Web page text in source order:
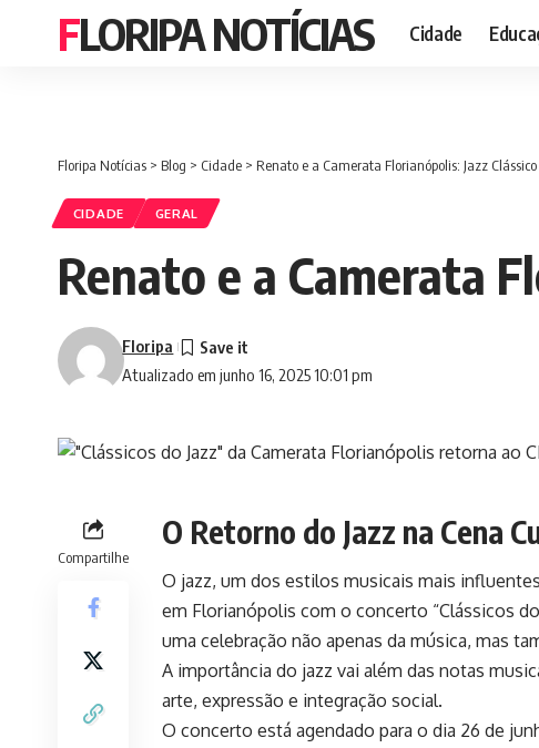
FLORIPA NOTÍCIAS Cidade
Floripa Notícias > Blog > Cidade > Renato e a Camerata Florianópolis: Jazz Clássico
CIDADE GERAL
Renato e a Camerata
Atualizado em junho 16, 2025 10:01 pm
Floripa
Compartilhe
O Retorno do Jazz na Cena
O jazz, um dos estilos musicais mais
em Florianópolis com o concerto “Clássicos
uma celebração não apenas da música, mas
A importância do jazz vai além das notas
arte, expressão e integração social.
O concerto está agendado para o dia 26 de